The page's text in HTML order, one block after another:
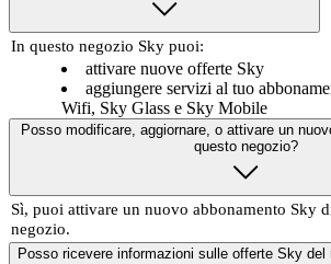
In questo negozio Sky puoi:
attivare nuove offerte Sky
aggiungere servizi al tuo
Wifi, Sky Glass e Sky Mobile
Posso modificare, aggiornare, o attivare un
questo negozio?
Sì, puoi attivare un nuovo abbonamento Sky
negozio.
Posso ricevere informazioni sulle offerte Sky del